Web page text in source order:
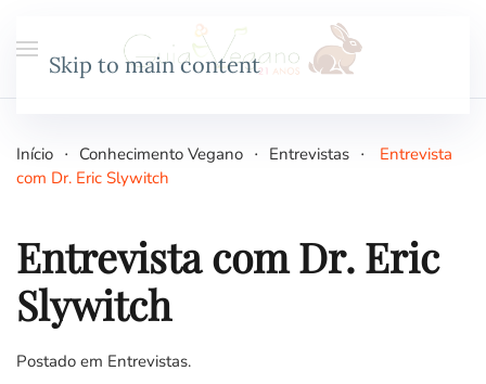
Skip to main content
Início Conhecimento Vegano Entrevistas
Entrevista
com Dr. Eric Slywitch
Entrevista com Dr. Eric
Slywitch
Postado em Entrevistas.